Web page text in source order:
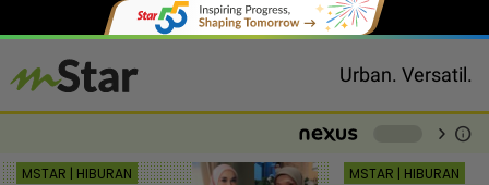
Urban. Versatil.
chevron_right info
MSTAR | HIBURAN MSTAR | HIBURAN